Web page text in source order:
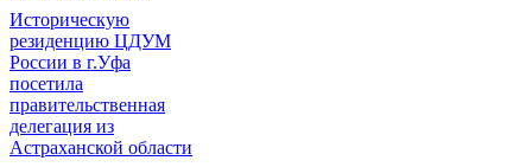
Историческую
резиденцию ЦДУМ
России в г.Уфа
посетила
правительственная
делегация из
Астраханской области